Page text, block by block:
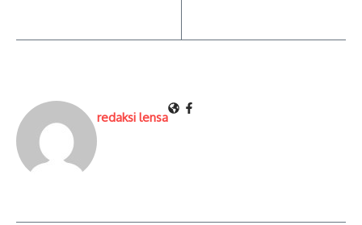
redaksi lensa